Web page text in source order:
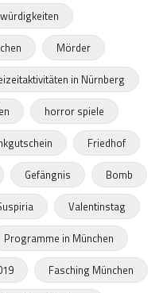
Mörder
in Nürnberg
horror spiele
Friedhof
Gefängnis
Bomb
Valentinstag
Programme in München
Fasching München